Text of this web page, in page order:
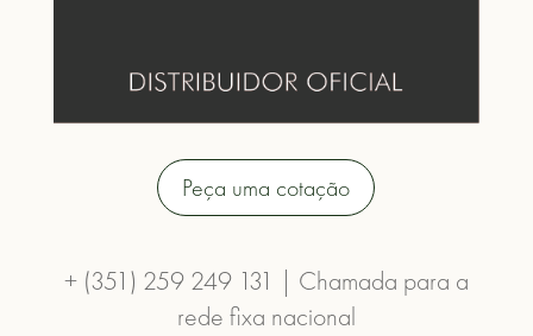
Peça uma cotação
+ (351) 259 249 131 | Chamada para a
rede fixa nacional